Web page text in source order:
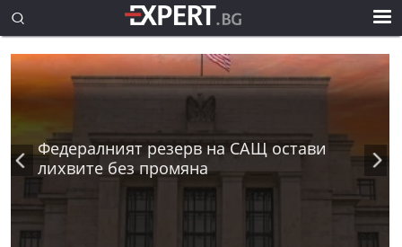
Федералният резерв на САЩ остави
лихвите без промяна